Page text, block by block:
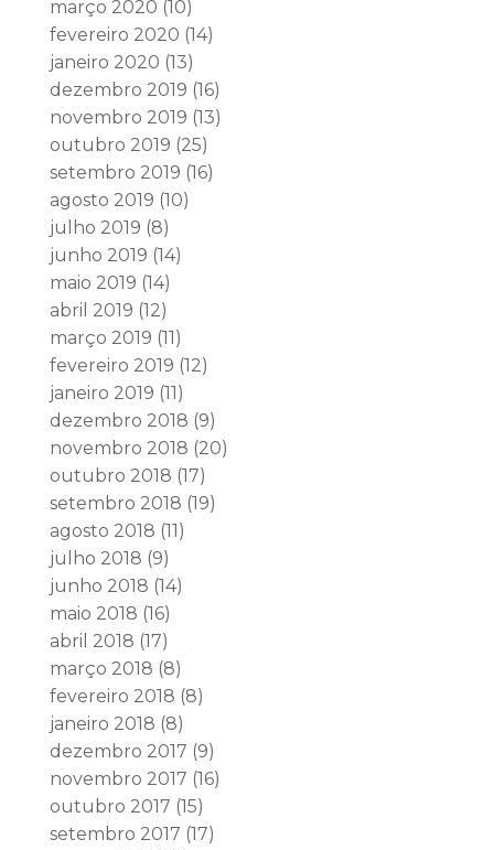
março 2020 (10)
fevereiro 2020 (14)
janeiro 2020 (13)
dezembro 2019 (16)
novembro 2019 (13)
outubro 2019 (25)
setembro 2019 (16)
agosto 2019 (10)
julho 2019 (8)
junho 2019 (14)
maio 2019 (14)
abril 2019 (12)
março 2019 (11)
fevereiro 2019 (12)
janeiro 2019 (11)
dezembro 2018 (9)
novembro 2018 (20)
outubro 2018 (17)
setembro 2018 (19)
agosto 2018 (11)
julho 2018 (9)
junho 2018 (14)
maio 2018 (16)
abril 2018 (17)
março 2018 (8)
fevereiro 2018 (8)
janeiro 2018 (8)
dezembro 2017 (9)
novembro 2017 (16)
outubro 2017 (15)
setembro 2017 (17)